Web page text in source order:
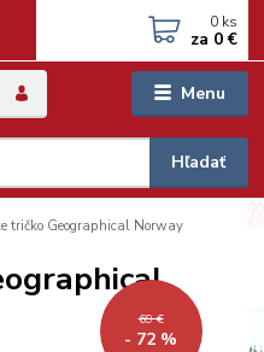
Menu
Hľadať
0 ks
za 0 €
tričko Geographical Norway
69 €
- 72 %